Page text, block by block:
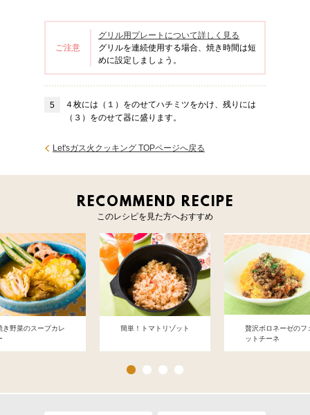
ご注意
グリル用プレートについて詳しく見る
グリルを連続使用する場合、焼き時間は短
めに設定しましょう。
４枚には（１）をのせてハチミツをかけ、残りには
（３）をのせて器に盛ります。
Let'sガス火クッキング TOPページへ戻る
RECOMMEND RECIPE
このレシピを見た方へおすすめ
き野菜のスープカレ
簡単！トマトリゾット
贅沢ボロネーゼのフ
ットチーネ